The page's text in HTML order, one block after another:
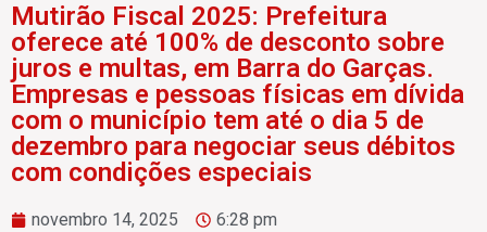
Mutirão Fiscal 2025: Prefeitura
oferece até 100% de desconto sobre
juros e multas, em Barra do Garças.
Empresas e pessoas físicas em dívida
com o município tem até o dia 5 de
dezembro para negociar seus débitos
com condições especiais
novembro 14, 2025 6:28 pm